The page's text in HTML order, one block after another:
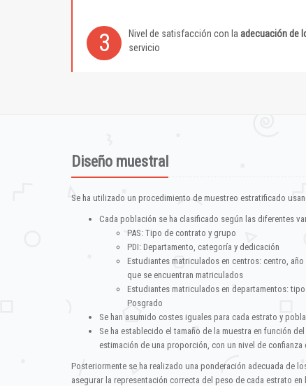
3 Nivel de satisfacción con la adecuación de
servicio
Diseño muestral
Se ha utilizado un procedimiento de muestreo estratificado
Cada población se ha clasificado según las diferentes
PAS: Tipo de contrato y grupo
PDI: Departamento, categoría y dedicación
Estudiantes matriculados en centros: centro,
que se encuentran matriculados
Estudiantes matriculados en departamentos:
Posgrado
Se han asumido costes iguales para cada estrato y
Se ha establecido el tamaño de la muestra en función
estimación de una proporción, con un nivel de confianza
Posteriormente se ha realizado una ponderación adecuada de
asegurar la representación correcta del peso de cada estrato